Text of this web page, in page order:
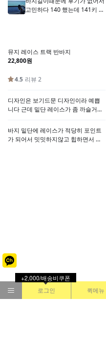
로그인 퀵메뉴
+2,000/배송비쿠폰